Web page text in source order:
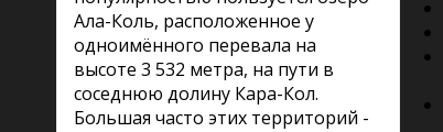
Ала-Коль, расположенное у
одноимённого перевала на
высоте 3 532 метра, на пути в
соседнюю долину Кара-Кол.
Большая часто этих территорий -